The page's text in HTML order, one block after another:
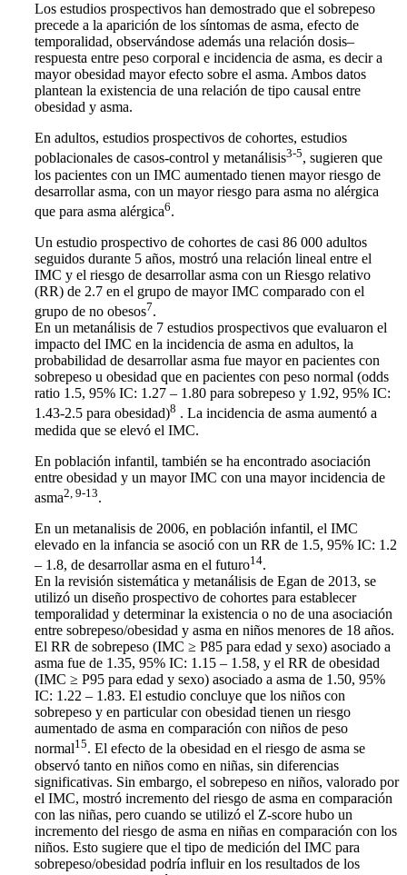
Los estudios prospectivos han demostrado que el sobrepeso
precede a la aparición de los síntomas de asma, efecto de
temporalidad, observándose además una relación dosis–
respuesta entre peso corporal e incidencia de asma, es decir a
mayor obesidad mayor efecto sobre el asma. Ambos datos
plantean la existencia de una relación de tipo causal entre
obesidad y asma.
En adultos, estudios prospectivos de cohortes, estudios
poblacionales de casos-control y metanálisis3-5, sugieren que
los pacientes con un IMC aumentado tienen mayor riesgo de
desarrollar asma, con un mayor riesgo para asma no alérgica
que para asma alérgica6.
Un estudio prospectivo de cohortes de casi 86 000 adultos
seguidos durante 5 años, mostró una relación lineal entre el
IMC y el riesgo de desarrollar asma con un Riesgo relativo
(RR) de 2.7 en el grupo de mayor IMC comparado con el
grupo de no obesos7.
En un metanálisis de 7 estudios prospectivos que evaluaron el
impacto del IMC en la incidencia de asma en adultos, la
probabilidad de desarrollar asma fue mayor en pacientes con
sobrepeso u obesidad que en pacientes con peso normal (odds
ratio 1.5, 95% IC: 1.27 – 1.80 para sobrepeso y 1.92, 95% IC:
1.43-2.5 para obesidad)8 . La incidencia de asma aumentó a
medida que se elevó el IMC.
En población infantil, también se ha encontrado asociación
entre obesidad y un mayor IMC con una mayor incidencia de
asma2, 9-13.
En un metanalisis de 2006, en población infantil, el IMC
elevado en la infancia se asoció con un RR de 1.5, 95% IC: 1.2
– 1.8, de desarrollar asma en el futuro14.
En la revisión sistemática y metanálisis de Egan de 2013, se
utilizó un diseño prospectivo de cohortes para establecer
temporalidad y determinar la existencia o no de una asociación
entre sobrepeso/obesidad y asma en niños menores de 18 años.
El RR de sobrepeso (IMC ≥ P85 para edad y sexo) asociado a
asma fue de 1.35, 95% IC: 1.15 – 1.58, y el RR de obesidad
(IMC ≥ P95 para edad y sexo) asociado a asma de 1.50, 95%
IC: 1.22 – 1.83. El estudio concluye que los niños con
sobrepeso y en particular con obesidad tienen un riesgo
aumentado de asma en comparación con niños de peso
normal15. El efecto de la obesidad en el riesgo de asma se
observó tanto en niños como en niñas, sin diferencias
significativas. Sin embargo, el sobrepeso en niños, valorado por
el IMC, mostró incremento del riesgo de asma en comparación
con las niñas, pero cuando se utilizó el Z-score hubo un
incremento del riesgo de asma en niñas en comparación con los
niños. Esto sugiere que el tipo de medición del IMC para
sobrepeso/obesidad podría influir en los resultados de los